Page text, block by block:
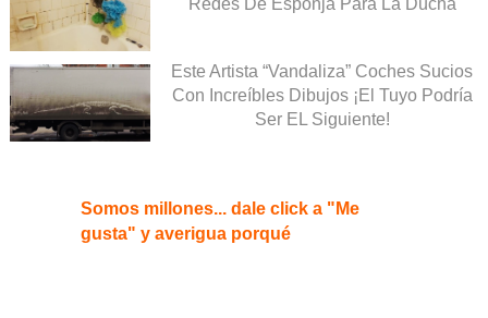
Este Artista “Vandaliza” Coches Sucios
Con Increíbles Dibujos ¡El Tuyo Podría
Ser EL Siguiente!
Somos millones... dale click a "Me
gusta" y averigua porqué